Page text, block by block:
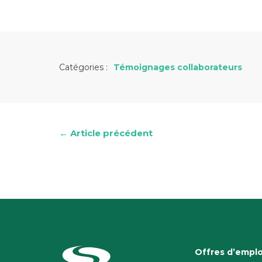
Catégories : Témoignages collaborateurs
← Article précédent
Offres